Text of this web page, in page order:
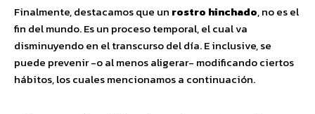
Finalmente, destacamos que un rostro hinchado, no es el
fin del mundo. Es un proceso temporal, el cual va
disminuyendo en el transcurso del día. E inclusive, se
puede prevenir -o al menos aligerar- modificando ciertos
hábitos, los cuales mencionamos a continuación.